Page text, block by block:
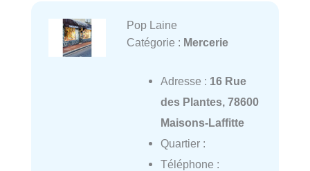
Pop Laine
Catégorie : Mercerie
Adresse : 16 Rue
des Plantes, 78600
Maisons-Laffitte
Quartier :
Téléphone :